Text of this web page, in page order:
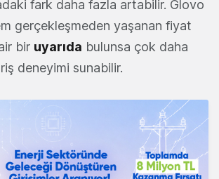
fark daha fazla artabilir. Glovo
gerçekleşmeden yaşanan fiyat
bir uyarıda bulunsa çok daha
deneyimi sunabilir.